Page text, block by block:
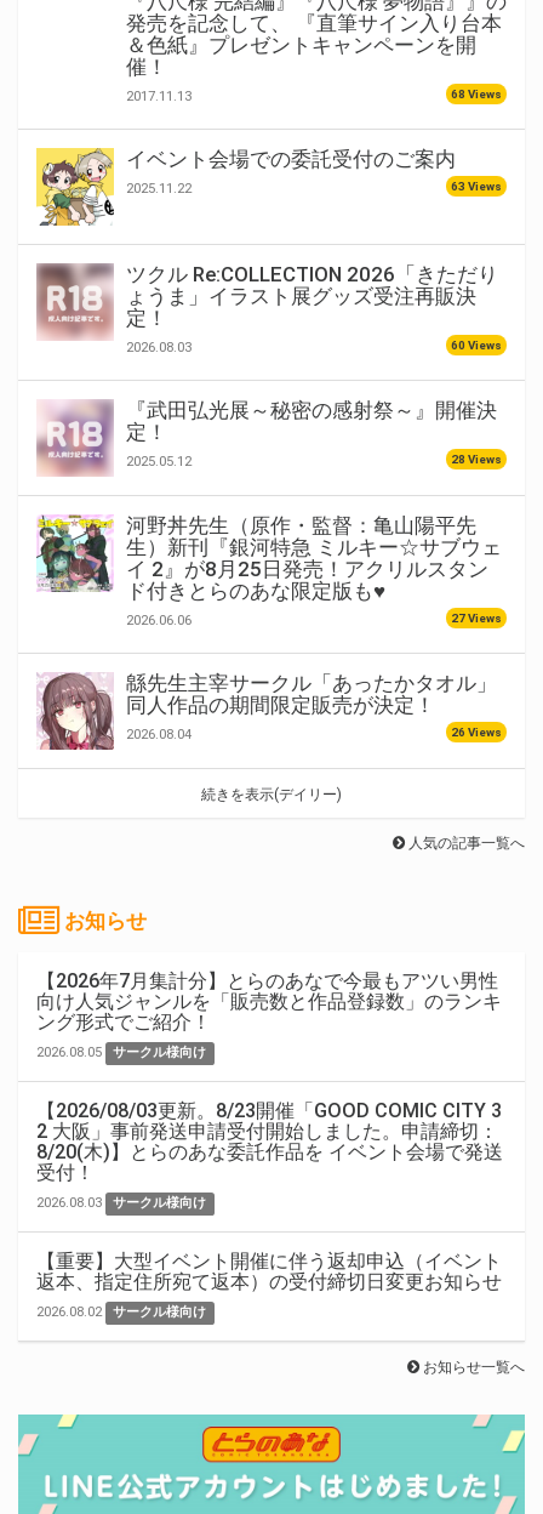
発売を記念して、 『直筆サイン入り台本
＆色紙』プレゼントキャンペーンを開
催！
2017.11.13 68 Views
イベント会場での委託受付のご案内
2025.11.22 63 Views
ツクル Re:COLLECTION 2026「きただり
ょうま」イラスト展グッズ受注再販決
定！
2026.08.03 60 Views
『武田弘光展～秘密の感射祭～』開催決
定！
2025.05.12 28 Views
河野丼先生（原作・監督：亀山陽平先
生）新刊『銀河特急 ミルキー☆サブウェ
イ 2』が8月25日発売！アクリルスタン
ド付きとらのあな限定版も♥
2026.06.06 27 Views
緜先生主宰サークル「あったかタオル」
同人作品の期間限定販売が決定！
2026.08.04 26 Views
続きを表示(デイリー)
人気の記事一覧へ
お知らせ
【2026年7月集計分】とらのあなで今最もアツい男性
向け人気ジャンルを「販売数と作品登録数」のランキ
ング形式でご紹介！
2026.08.05 サークル様向け
【2026/08/03更新。8/23開催「GOOD COMIC CITY 3
2 大阪」事前発送申請受付開始しました。申請締切：
8/20(木)】とらのあな委託作品を イベント会場で発送
受付！
2026.08.03 サークル様向け
【重要】大型イベント開催に伴う返却申込（イベント
返本、指定住所宛て返本）の受付締切日変更お知らせ
2026.08.02 サークル様向け
お知らせ一覧へ